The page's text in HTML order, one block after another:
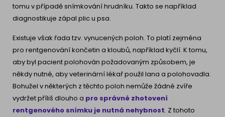
tomu v případě snímkování hrudníku. Takto se například
diagnostikuje zápal plic u psa.
Existuje však řada tzv. vynucených poloh. To platí zejména
pro rentgenování končetin a kloubů, například kyčlí. K tomu,
aby byl pacient polohován požadovaným způsobem, je
někdy nutné, aby veterinární lékař použil lana a polohovadla.
Bohužel v některých z těchto poloh nemůže žádné zvíře
vydržet příliš dlouho a pro správné zhotovení
rentgenového snímku je nutná nehybnost. Z tohoto